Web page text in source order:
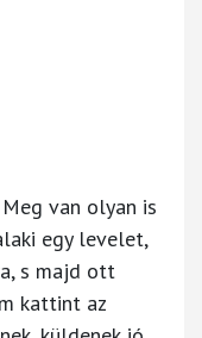
van olyan is
egy levelet,
s majd ott
kattint az